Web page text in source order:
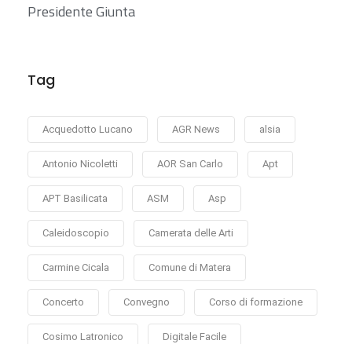
Presidente Giunta
Tag
Acquedotto Lucano AGR News alsia
Antonio Nicoletti AOR San Carlo Apt
APT Basilicata ASM Asp
Caleidoscopio Camerata delle Arti
Carmine Cicala Comune di Matera
Concerto Convegno Corso di formazione
Cosimo Latronico Digitale Facile